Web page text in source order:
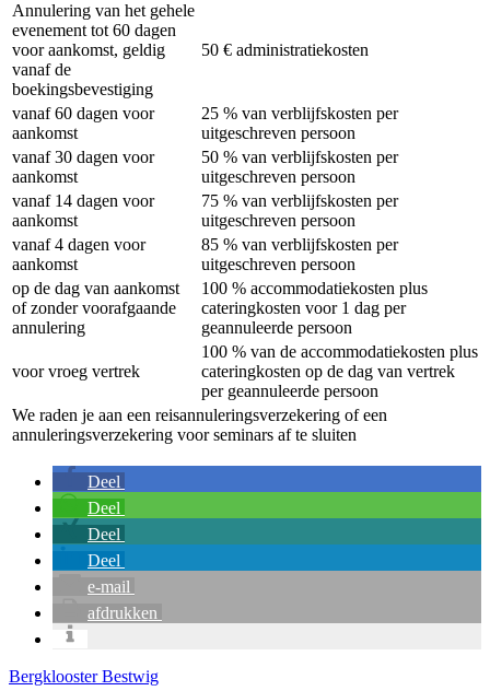
Annulering van het gehele
evenement tot 60 dagen
voor aankomst, geldig
vanaf de
boekingsbevestiging
50 € administratiekosten
vanaf 60 dagen voor
aankomst
25 % van verblijfskosten per
uitgeschreven persoon
vanaf 30 dagen voor
aankomst
50 % van verblijfskosten per
uitgeschreven persoon
vanaf 14 dagen voor
aankomst
75 % van verblijfskosten per
uitgeschreven persoon
vanaf 4 dagen voor
aankomst
85 % van verblijfskosten per
uitgeschreven persoon
op de dag van aankomst
of zonder voorafgaande
annulering
100 % accommodatiekosten plus
cateringkosten voor 1 dag per
geannuleerde persoon
voor vroeg vertrek
100 % van de accommodatiekosten plus
cateringkosten op de dag van vertrek
per geannuleerde persoon
We raden je aan een reisannuleringsverzekering of een
annuleringsverzekering voor seminars af te sluiten
Deel
Deel
Deel
Deel
e-mail
afdrukken
Bergklooster Bestwig